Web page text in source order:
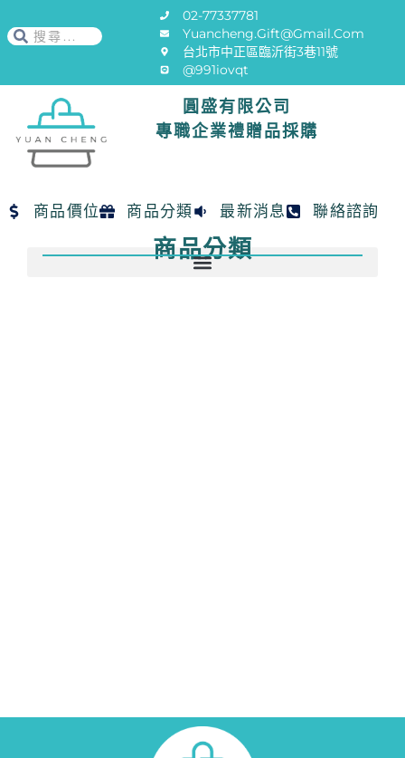
02-77337781
Yuancheng.gift@gmail.com
台北市中正區臨沂街3巷11號
@991iovqt
圓盛有限公司
專職企業禮贈品採購
商品價位 商品分類 最新消息 聯絡諮詢
商品分類